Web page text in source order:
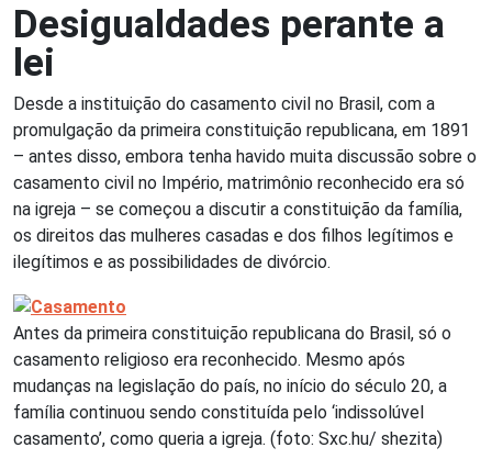
Desigualdades perante a
lei
Desde a instituição do casamento civil no Brasil, com a
promulgação da primeira constituição republicana, em 1891
– antes disso, embora tenha havido muita discussão sobre o
casamento civil no Império, matrimônio reconhecido era só
na igreja – se começou a discutir a constituição da família,
os direitos das mulheres casadas e dos filhos legítimos e
ilegítimos e as possibilidades de divórcio.
Antes da primeira constituição republicana do Brasil, só o
casamento religioso era reconhecido. Mesmo após
mudanças na legislação do país, no início do século 20, a
família continuou sendo constituída pelo ‘indissolúvel
casamento’, como queria a igreja. (foto: Sxc.hu/ shezita)